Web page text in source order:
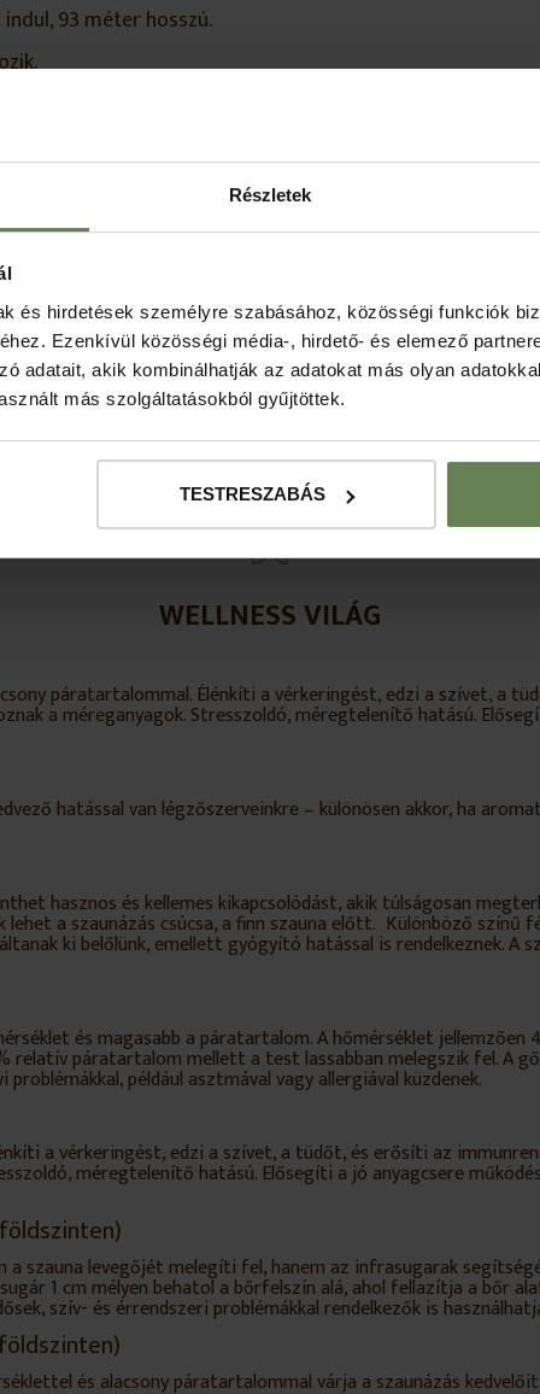
Részletek
és hirdetések személyre szabásához, közösségi funkciók
Ezenkívül közösségi média-, hirdető- és elemező
adatait, akik kombinálhatják az adatokat más olyan
más szolgáltatásokból gyűjtöttek.
TESTRESZABÁS
93 méter hosszú.
337,5
100
vízesések, dögönyözők))
425
WELLNESS VILÁG
páratartalommal. Élénkíti a vérkeringést, edzi a szívet, a
a méreganyagok. Stresszoldó, méregtelenítő hatású.
hatással van légzőszerveinkre – különösen akkor, ha
hasznos és kellemes kikapcsolódást, akik túlságosan
a szaunázás csúcsa, a finn szauna előtt. Különböző színű
ki belőlünk, emellett gyógyító hatással is rendelkeznek. A
és magasabb a páratartalom. A hőmérséklet
páratartalom mellett a test lassabban melegszik fel. A
például asztmával vagy allergiával küzdenek.
a vérkeringést, edzi a szívet, a tüdőt, és erősíti az
méregtelenítő hatású. Elősegíti a jó anyagcsere
szauna levegőjét melegíti fel, hanem az infrasugarak
1 cm mélyen behatol a bőrfelszín alá, ahol fellazítja a bőr
szív- és érrendszeri problémákkal rendelkezők is
és alacsony páratartalommal várja a szaunázás